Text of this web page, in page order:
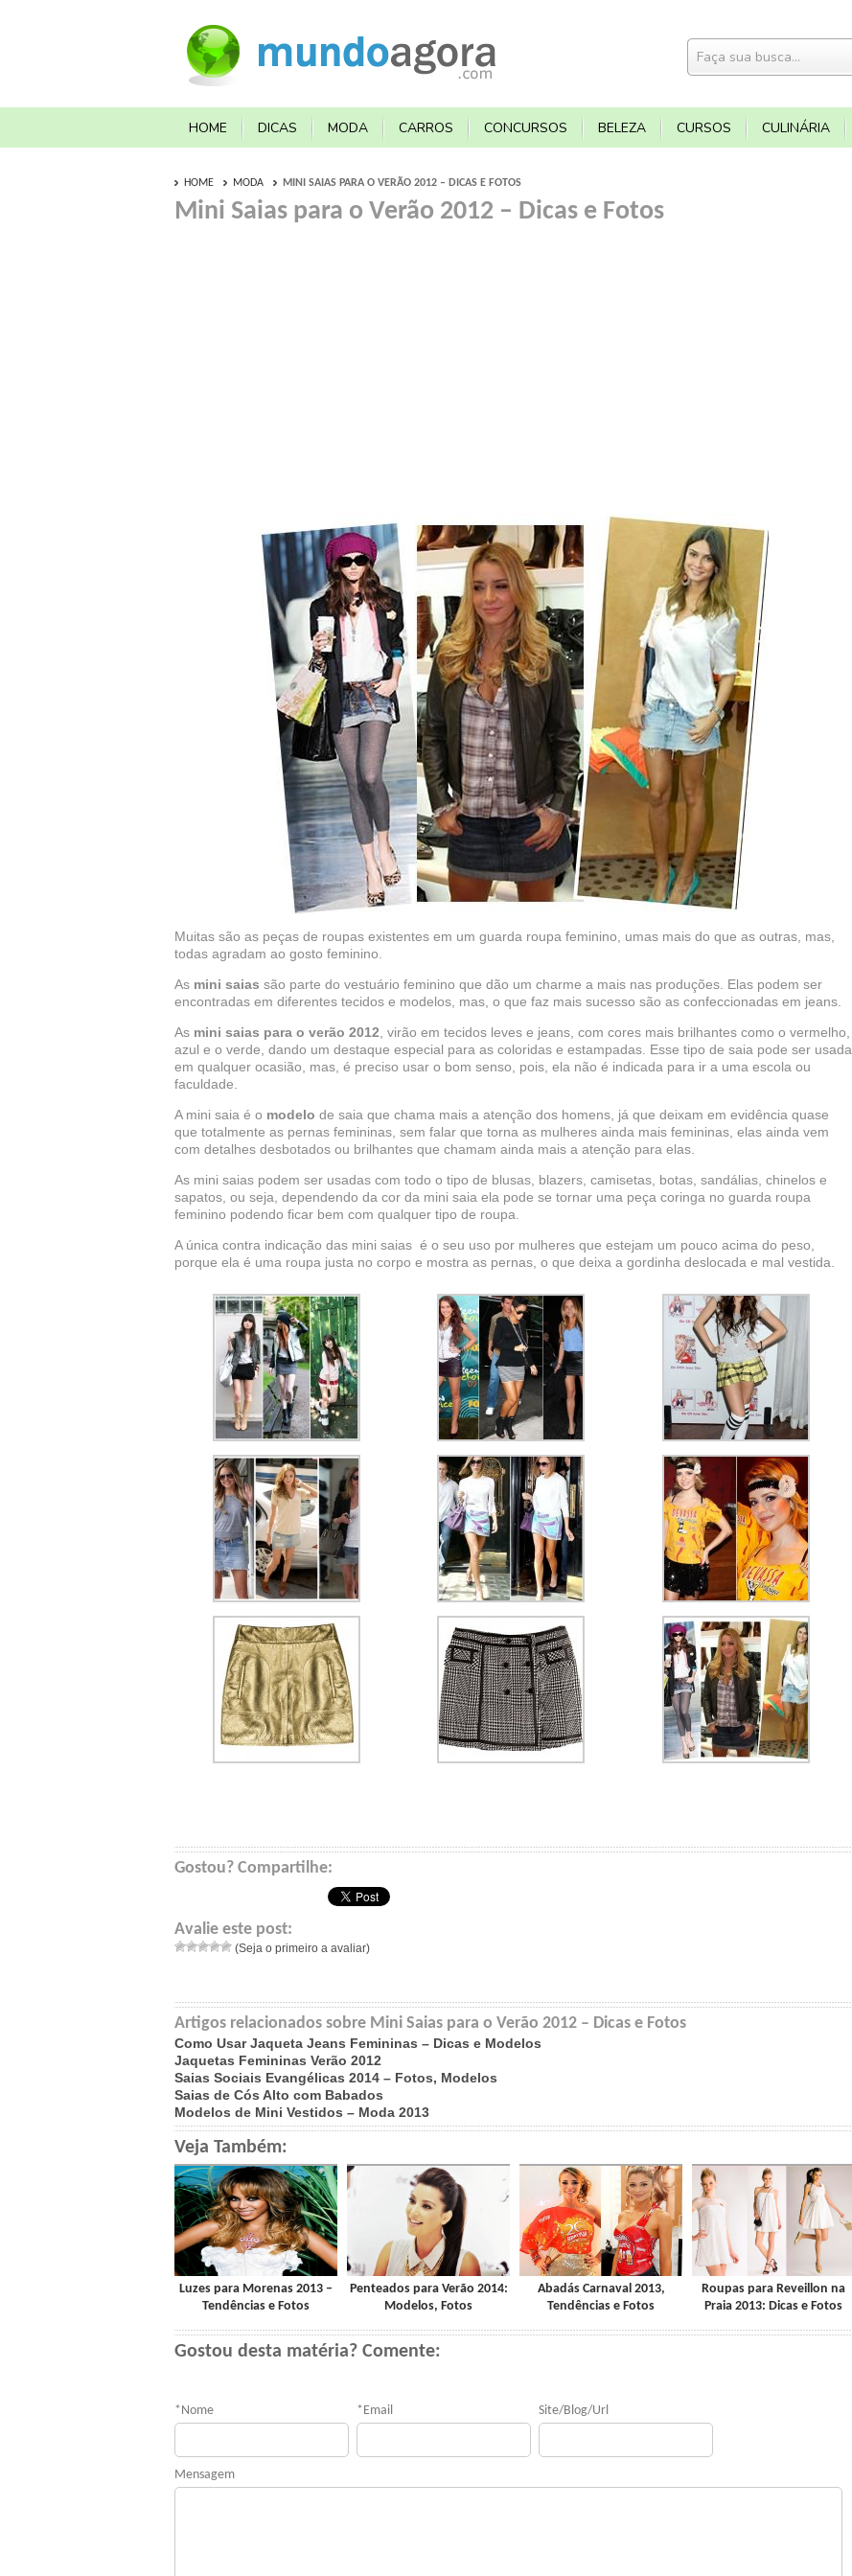
HOME DICAS MODA CARROS CONCURSOS BELEZA CURSOS CULINÁRIA
HOME MODA MINI SAIAS PARA O VERÃO 2012 – DICAS E FOTOS
Mini Saias para o Verão 2012 – Dicas e Fotos
Muitas são as peças de roupas existentes em um guarda roupa feminino, umas mais do que as outras, mas,
todas agradam ao gosto feminino.
As mini saias são parte do vestuário feminino que dão um charme a mais nas produções. Elas podem ser
encontradas em diferentes tecidos e modelos, mas, o que faz mais sucesso são as confeccionadas em jeans.
As mini saias para o verão 2012 , virão em tecidos leves e jeans, com cores mais brilhantes como o vermelho,
azul e o verde, dando um destaque especial para as coloridas e estampadas. Esse tipo de saia pode ser usada
em qualquer ocasião, mas, é preciso usar o bom senso, pois, ela não é indicada para ir a uma escola ou
faculdade.
A mini saia é o modelo de saia que chama mais a atenção dos homens, já que deixam em evidência quase
que totalmente as pernas femininas, sem falar que torna as mulheres ainda mais femininas, elas ainda vem
com detalhes desbotados ou brilhantes que chamam ainda mais a atenção para elas.
As mini saias podem ser usadas com todo o tipo de blusas, blazers, camisetas, botas, sandálias, chinelos e
sapatos, ou seja, dependendo da cor da mini saia ela pode se tornar uma peça coringa no guarda roupa
feminino podendo ficar bem com qualquer tipo de roupa.
A única contra indicação das mini saias é o seu uso por mulheres que estejam um pouco acima do peso,
porque ela é uma roupa justa no corpo e mostra as pernas, o que deixa a gordinha deslocada e mal vestida.
Gostou? Compartilhe:
Avalie este post:
(Seja o primeiro a avaliar)
Artigos relacionados sobre Mini Saias para o Verão 2012 – Dicas e Fotos
Como Usar Jaqueta Jeans Femininas – Dicas e Modelos
Jaquetas Femininas Verão 2012
Saias Sociais Evangélicas 2014 – Fotos, Modelos
Saias de Cós Alto com Babados
Modelos de Mini Vestidos – Moda 2013
Veja Também:
Luzes para Morenas 2013 –
Tendências e Fotos
Penteados para Verão 2014:
Modelos, Fotos
Abadás Carnaval 2013,
Tendências e Fotos
Roupas para Reveillon na
Praia 2013: Dicas e Fotos
Gostou desta matéria? Comente:
* Nome * Email Site/Blog/Url
Mensagem